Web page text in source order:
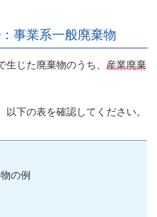
事業系一般廃棄物
生じた廃棄物のうち、産業廃棄
下の表を確認してください。
の例